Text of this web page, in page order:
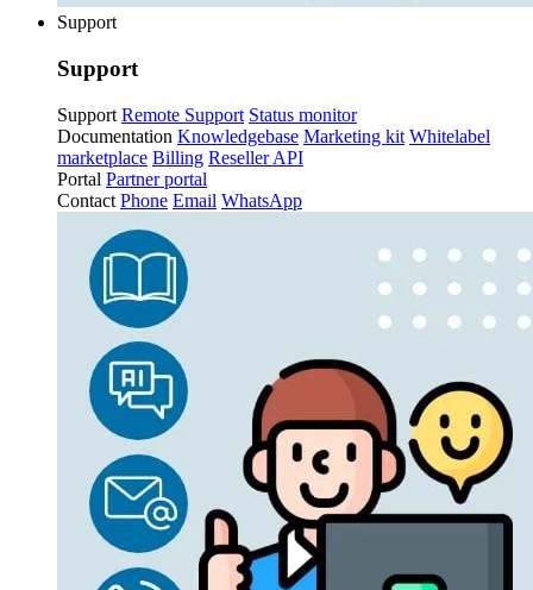
Support
Support
Support Remote Support Status monitor
Documentation Knowledgebase Marketing kit Whitelabel
marketplace Billing Reseller API
Portal Partner portal
Contact Phone Email WhatsApp